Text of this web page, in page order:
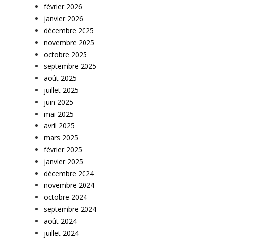
février 2026
janvier 2026
décembre 2025
novembre 2025
octobre 2025
septembre 2025
août 2025
juillet 2025
juin 2025
mai 2025
avril 2025
mars 2025
février 2025
janvier 2025
décembre 2024
novembre 2024
octobre 2024
septembre 2024
août 2024
juillet 2024